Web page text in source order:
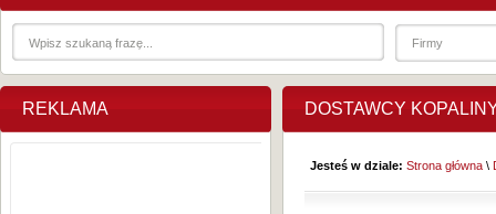
REKLAMA DOSTAWCY
Jesteś w dziale: Strona główna \